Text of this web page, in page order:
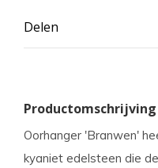
Delen
Productomschrijving
Oorhanger 'Branwen'
kyaniet edelsteen die